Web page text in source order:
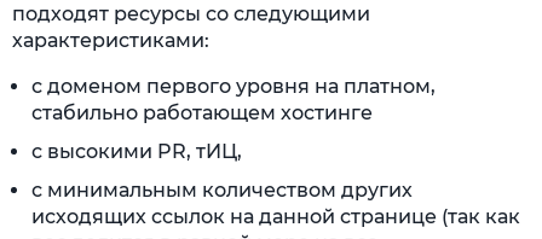
подходят ресурсы со следующими
характеристиками:
с доменом первого уровня на платном,
стабильно работающем хостинге
с высокими PR, тИЦ,
с минимальным количеством других
исходящих ссылок на данной странице (так как